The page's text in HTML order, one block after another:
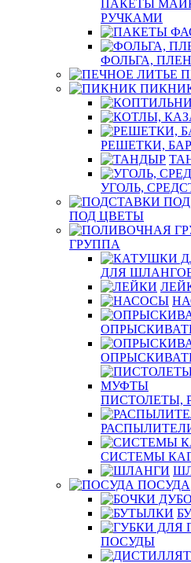
ПАКЕТЫ
РУЧКАМИ
ФОЛЬГА,
РЕШЕТКИ,
УГОЛЬ,
ПОД ЦВЕТЫ
ГРУППА
ДЛЯ
ПИСТОЛЕТЫ,
СИСТЕМЫ
ПОСУДА
ПОСУДЫ